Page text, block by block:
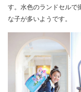
す。水色のランドセルで
な子が多いようです。